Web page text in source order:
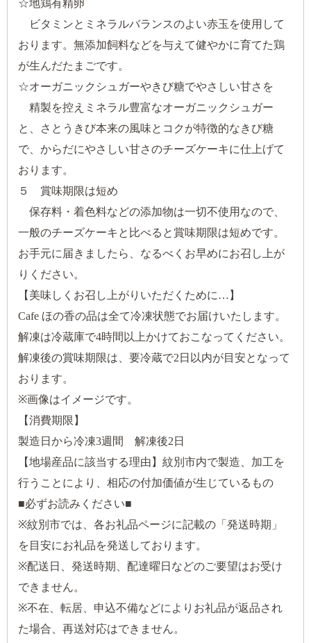
☆地鶏有精卵
ビタミンとミネラルバランスのよい赤玉を使用して
おります。無添加飼料などを与えて健やかに育てた鶏
が生んだたまごです。
☆オーガニックシュガーやきび糖でやさしい甘さを
精製を控えミネラル豊富なオーガニックシュガー
と、さとうきび本来の風味とコクが特徴的なきび糖
で、からだにやさしい甘さのチーズケーキに仕上げて
おります。
５ 賞味期限は短め
保存料・着色料などの添加物は一切不使用なので、
一般のチーズケーキと比べると賞味期限は短めです。
お手元に届きましたら、なるべくお早めにお召し上が
りください。
【美味しくお召し上がりいただくために…】
Cafe ほの香の品は全て冷凍状態でお届けいたします。
解凍は冷蔵庫で4時間以上かけておこなってください。
解凍後の賞味期限は、要冷蔵で2日以内が目安となって
おります。
※画像はイメージです。
【消費期限】
製造日から冷凍3週間 解凍後2日
【地場産品に該当する理由】紋別市内で製造、加工を
行うことにより、相応の付加価値が生じているもの
■必ずお読みください■
※紋別市では、各お礼品ページに記載の「発送時期」
を目安にお礼品を発送しております。
※配送日、発送時期、配達曜日などのご要望はお受け
できません。
※不在、転居、申込不備などによりお礼品が返品され
た場合、再送対応はできません。